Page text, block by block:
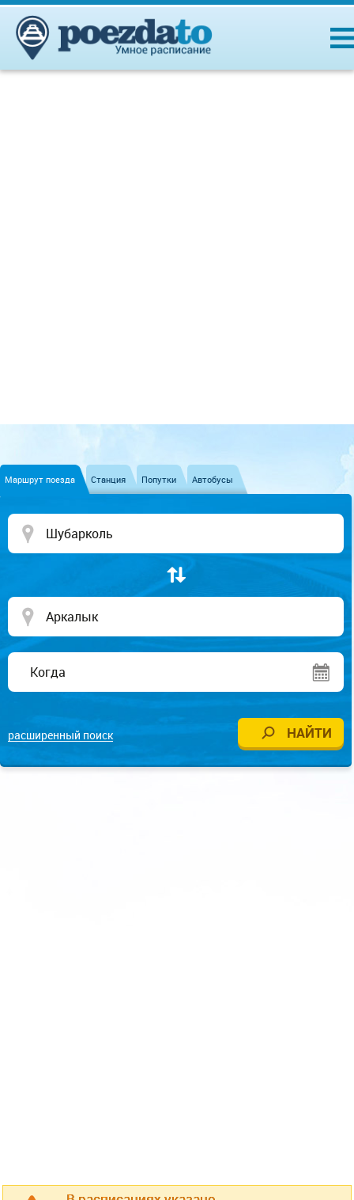
Маршрут поезда Станция Попутки Автобусы
расширенный поиск